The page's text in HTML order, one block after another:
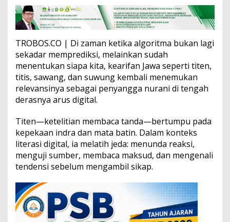
,
T
i
t
,
S
a
w
a
n
,
d
a
n
S
u
n
g
d
TROBOS.CO | Di zaman ketika algoritma bukan lagi
sekadar memprediksi, melainkan sudah
menentukan siapa kita, kearifan Jawa seperti titen,
titis, sawang, dan suwung kembali menemukan
relevansinya sebagai penyangga nurani di tengah
derasnya arus digital.
​Titen—ketelitian membaca tanda—bertumpu pada
kepekaan indra dan mata batin. Dalam konteks
literasi digital, ia melatih jeda: menunda reaksi,
menguji sumber, membaca maksud, dan mengenali
tendensi sebelum mengambil sikap.